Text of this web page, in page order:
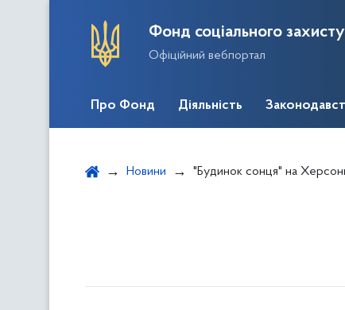
Фонд соціального захисту
Офіційний вебпортал
Про Фонд Діяльність
Новини "Будинок сонця" на